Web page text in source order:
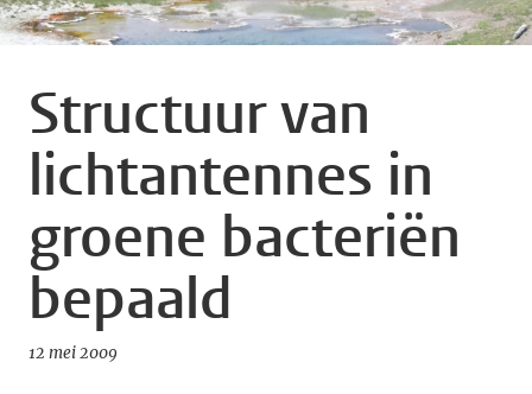
Structuur van
lichtantennes in
groene bacteriën
bepaald
12 mei 2009